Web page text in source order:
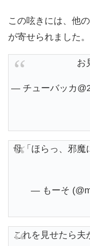
この呟きには、他
が寄せられました。
お
— チューバッカ
母「ほらっ、邪魔
— もーそ
これを見せたら夫